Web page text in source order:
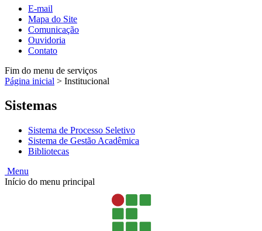
E-mail
Mapa do Site
Comunicação
Ouvidoria
Contato
Fim do menu de serviços
Página inicial > Institucional
Sistemas
Sistema de Processo Seletivo
Sistema de Gestão Acadêmica
Bibliotecas
Menu
Início do menu principal